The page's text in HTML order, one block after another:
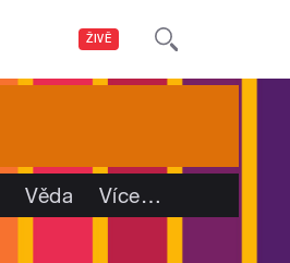
ŽIVĚ
Věda Více…